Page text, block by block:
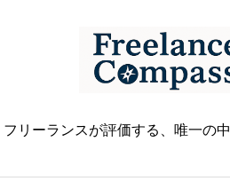
フリーランスが評価する、唯一の